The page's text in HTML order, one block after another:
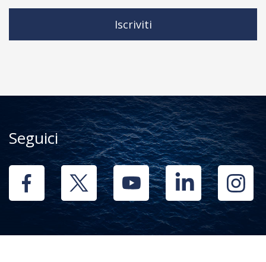
Iscriviti
Seguici